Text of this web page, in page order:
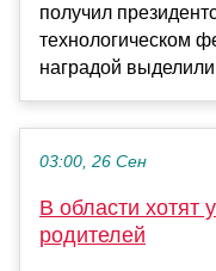
получил
технологическом
наградой
03:00, 26 Сен
В области хотят
родителей